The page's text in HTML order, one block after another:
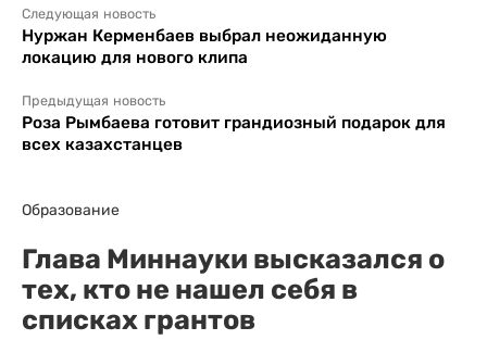
Следующая новость
Нуржан Керменбаев выбрал неожиданную
локацию для нового клипа
Предыдущая новость
Роза Рымбаева готовит грандиозный подарок для
всех казахстанцев
Образование
Глава Миннауки высказался о
тех, кто не нашел себя в
списках грантов